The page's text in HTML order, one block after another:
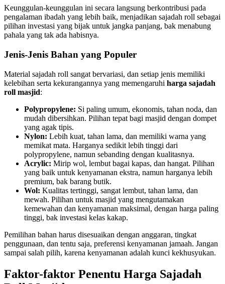
Keunggulan-keunggulan ini secara langsung berkontribusi pada
pengalaman ibadah yang lebih baik, menjadikan sajadah roll sebagai
pilihan investasi yang bijak untuk jangka panjang, bak menabung
pahala yang tak ada habisnya.
Jenis-Jenis Bahan yang Populer
Material sajadah roll sangat bervariasi, dan setiap jenis memiliki
kelebihan serta kekurangannya yang memengaruhi harga sajadah
roll masjid:
Polypropylene: Si paling umum, ekonomis, tahan noda, dan
mudah dibersihkan. Pilihan tepat bagi masjid dengan dompet
yang agak tipis.
Nylon: Lebih kuat, tahan lama, dan memiliki warna yang
memikat mata. Harganya sedikit lebih tinggi dari
polypropylene, namun sebanding dengan kualitasnya.
Acrylic: Mirip wol, lembut bagai kapas, dan hangat. Pilihan
yang baik untuk kenyamanan ekstra, namun harganya lebih
premium, bak barang butik.
Wol: Kualitas tertinggi, sangat lembut, tahan lama, dan
mewah. Pilihan untuk masjid yang mengutamakan
kemewahan dan kenyamanan maksimal, dengan harga paling
tinggi, bak investasi kelas kakap.
Pemilihan bahan harus disesuaikan dengan anggaran, tingkat
penggunaan, dan tentu saja, preferensi kenyamanan jamaah. Jangan
sampai salah pilih, karena kenyamanan adalah kunci kekhusyukan.
Faktor-faktor Penentu Harga Sajadah